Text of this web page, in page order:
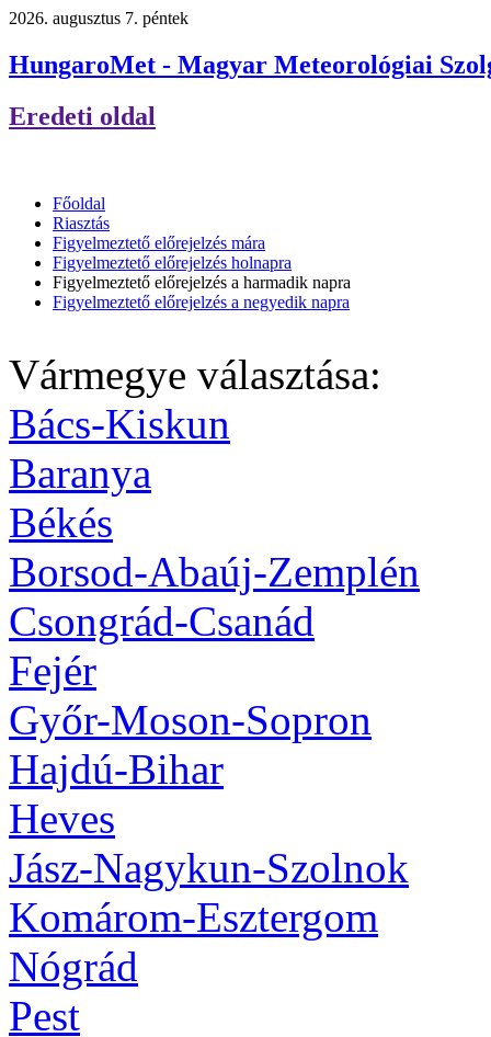
2026. augusztus 7. péntek
HungaroMet - Magyar Meteorológiai
Eredeti oldal
Főoldal
Riasztás
Figyelmeztető előrejelzés mára
Figyelmeztető előrejelzés holnapra
Figyelmeztető előrejelzés a harmadik napra
Figyelmeztető előrejelzés a negyedik napra
Vármegye választása:
Bács-Kiskun
Baranya
Békés
Borsod-Abaúj-Zemplén
Csongrád-Csanád
Fejér
Győr-Moson-Sopron
Hajdú-Bihar
Heves
Jász-Nagykun-Szolnok
Komárom-Esztergom
Nógrád
Pest